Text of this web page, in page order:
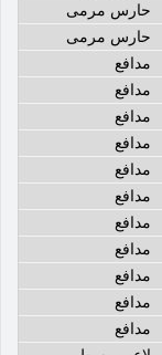
حارس مرمى
حارس مرمى
مدافع
مدافع
مدافع
مدافع
مدافع
مدافع
مدافع
مدافع
مدافع
مدافع
مدافع